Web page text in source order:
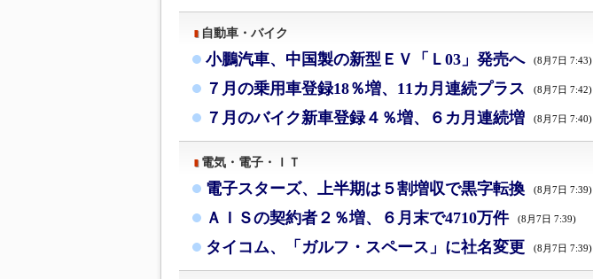
自動車・バイク
小鵬汽車、中国製の新型ＥＶ「Ｌ03」発売へ (8月7日 7:43)
７月の乗用車登録18％増、11カ月連続プラス (8月7日 7:42)
７月のバイク新車登録４％増、６カ月連続増 (8月7日 7:40)
電気・電子・ＩＴ
電子スターズ、上半期は５割増収で黒字転換 (8月7日 7:39)
ＡＩＳの契約者２％増、６月末で4710万件 (8月7日 7:39)
タイコム、「ガルフ・スペース」に社名変更 (8月7日 7:39)